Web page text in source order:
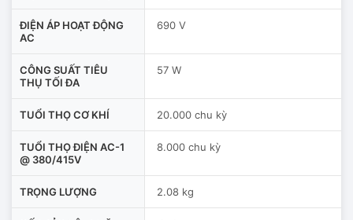
ĐIỆN ÁP HOẠT ĐỘNG
AC
690 V
CÔNG SUẤT TIÊU
THỤ TỐI ĐA
57 W
TUỔI THỌ CƠ KHÍ 20.000 chu kỳ
TUỔI THỌ ĐIỆN AC-1
@ 380/415V
8.000 chu kỳ
TRỌNG LƯỢNG 2.08 kg